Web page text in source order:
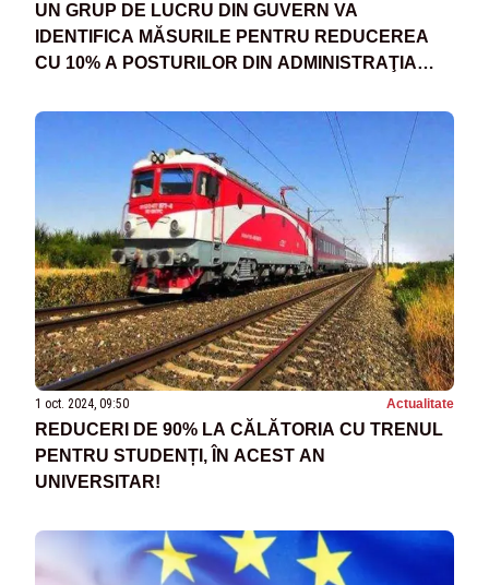
UN GRUP DE LUCRU DIN GUVERN VA
IDENTIFICA MĂSURILE PENTRU REDUCEREA
CU 10% A POSTURILOR DIN ADMINISTRAŢIA
1 oct. 2024, 09:50 Actualitate
REDUCERI DE 90% LA CĂLĂTORIA CU TRENUL
PENTRU STUDENȚI, ÎN ACEST AN
UNIVERSITAR!